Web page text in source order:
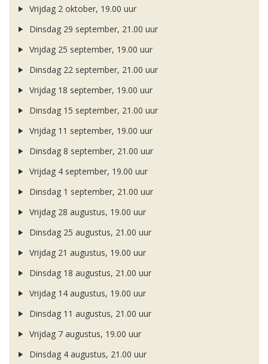
Vrijdag 2 oktober, 19.00 uur
Dinsdag 29 september, 21.00 uur
Vrijdag 25 september, 19.00 uur
Dinsdag 22 september, 21.00 uur
Vrijdag 18 september, 19.00 uur
Dinsdag 15 september, 21.00 uur
Vrijdag 11 september, 19.00 uur
Dinsdag 8 september, 21.00 uur
Vrijdag 4 september, 19.00 uur
Dinsdag 1 september, 21.00 uur
Vrijdag 28 augustus, 19.00 uur
Dinsdag 25 augustus, 21.00 uur
Vrijdag 21 augustus, 19.00 uur
Dinsdag 18 augustus, 21.00 uur
Vrijdag 14 augustus, 19.00 uur
Dinsdag 11 augustus, 21.00 uur
Vrijdag 7 augustus, 19.00 uur
Dinsdag 4 augustus, 21.00 uur